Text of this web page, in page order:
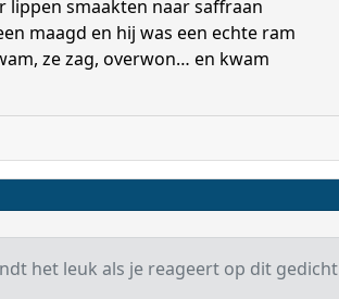
lippen smaakten naar saffraan
maagd en hij was een echte ram
ze zag, overwon… en kwam
het leuk als je reageert op dit gedicht